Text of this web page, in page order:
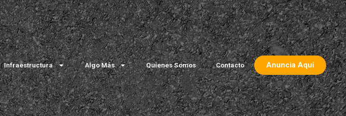
Anuncia Aquí
Infraestructura Algo Más Quienes Somos Contacto